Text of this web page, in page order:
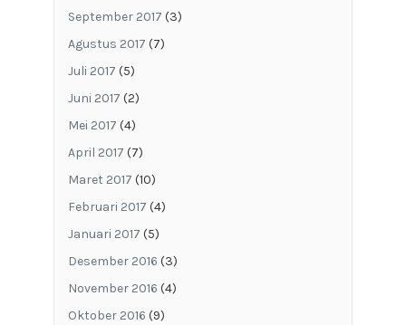
September 2017 (3)
Agustus 2017 (7)
Juli 2017 (5)
Juni 2017 (2)
Mei 2017 (4)
April 2017 (7)
Maret 2017 (10)
Februari 2017 (4)
Januari 2017 (5)
Desember 2016 (3)
November 2016 (4)
Oktober 2016 (9)